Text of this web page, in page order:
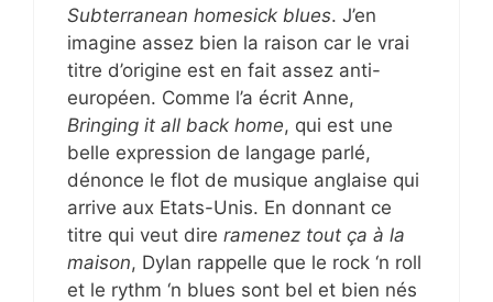
Subterranean homesick blues. J’en
imagine assez bien la raison car le vrai
titre d’origine est en fait assez anti-
européen. Comme l’a écrit Anne,
Bringing it all back home, qui est une
belle expression de langage parlé,
dénonce le flot de musique anglaise qui
arrive aux Etats-Unis. En donnant ce
titre qui veut dire ramenez tout ça à la
maison, Dylan rappelle que le rock ‘n roll
et le rythm ‘n blues sont bel et bien nés